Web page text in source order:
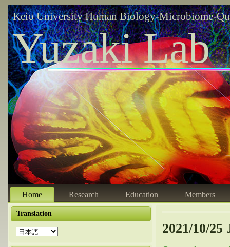
Keio University Human Biology-Microbiome-
Yuzaki Lab
Home Research Education Members
Translation
2021/10/